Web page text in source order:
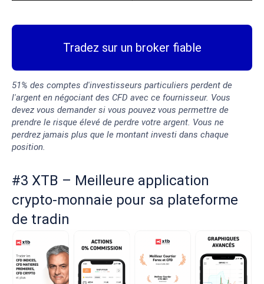
Tradez sur un broker fiable
51% des comptes d'investisseurs particuliers perdent de
l'argent en négociant des CFD avec ce fournisseur. Vous
devez vous demander si vous pouvez vous permettre de
prendre le risque élevé de perdre votre argent. Vous ne
perdrez jamais plus que le montant investi dans chaque
position.
#3 XTB – Meilleure application
crypto-monnaie pour sa plateforme
de tradin